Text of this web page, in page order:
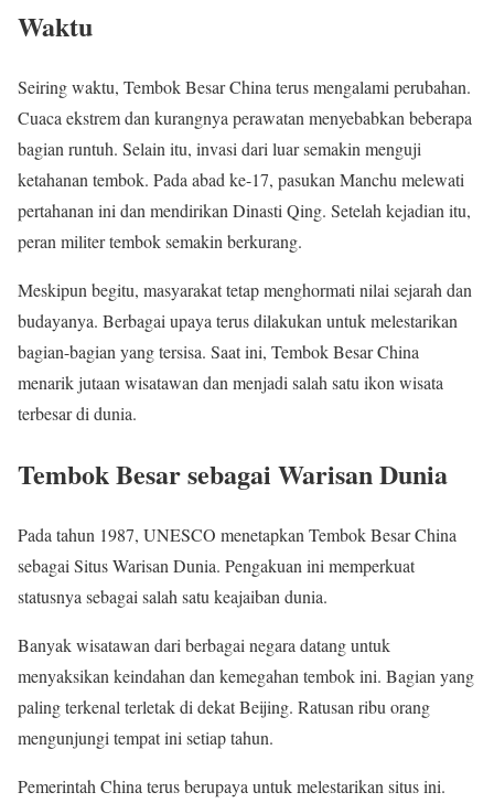
Waktu
Seiring waktu, Tembok Besar China terus mengalami perubahan.
Cuaca ekstrem dan kurangnya perawatan menyebabkan beberapa
bagian runtuh. Selain itu, invasi dari luar semakin menguji
ketahanan tembok. Pada abad ke-17, pasukan Manchu melewati
pertahanan ini dan mendirikan Dinasti Qing. Setelah kejadian itu,
peran militer tembok semakin berkurang.
Meskipun begitu, masyarakat tetap menghormati nilai sejarah dan
budayanya. Berbagai upaya terus dilakukan untuk melestarikan
bagian-bagian yang tersisa. Saat ini, Tembok Besar China
menarik jutaan wisatawan dan menjadi salah satu ikon wisata
terbesar di dunia.
Tembok Besar sebagai Warisan Dunia
Pada tahun 1987, UNESCO menetapkan Tembok Besar China
sebagai Situs Warisan Dunia. Pengakuan ini memperkuat
statusnya sebagai salah satu keajaiban dunia.
Banyak wisatawan dari berbagai negara datang untuk
menyaksikan keindahan dan kemegahan tembok ini. Bagian yang
paling terkenal terletak di dekat Beijing. Ratusan ribu orang
mengunjungi tempat ini setiap tahun.
Pemerintah China terus berupaya untuk melestarikan situs ini.